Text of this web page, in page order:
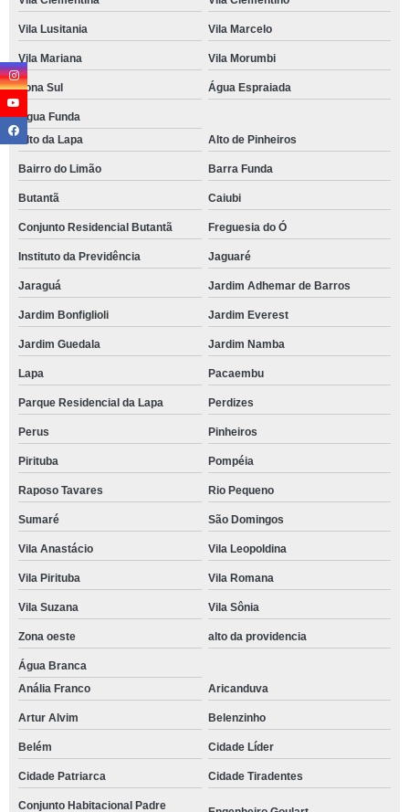
Vila Lusitania Vila Marcelo
Vila Mariana Vila Morumbi
Zona Sul Água Espraiada
Água Funda
Alto da Lapa
Alto de Pinheiros
Bairro do Limão Barra Funda
Butantã Caiubi
Conjunto Residencial Butantã Freguesia do Ó
Instituto da Previdência Jaguaré
Jaraguá Jardim Adhemar de Barros
Jardim Bonfiglioli Jardim Everest
Jardim Guedala Jardim Namba
Lapa Pacaembu
Parque Residencial da Lapa Perdizes
Perus Pinheiros
Pirituba Pompéia
Raposo Tavares Rio Pequeno
Sumaré São Domingos
Vila Anastácio Vila Leopoldina
Vila Pirituba Vila Romana
Vila Suzana Vila Sônia
Zona oeste alto da providencia
Água Branca
Anália Franco
Aricanduva
Artur Alvim Belenzinho
Belém Cidade Líder
Cidade Patriarca Cidade Tiradentes
Conjunto Habitacional Padre